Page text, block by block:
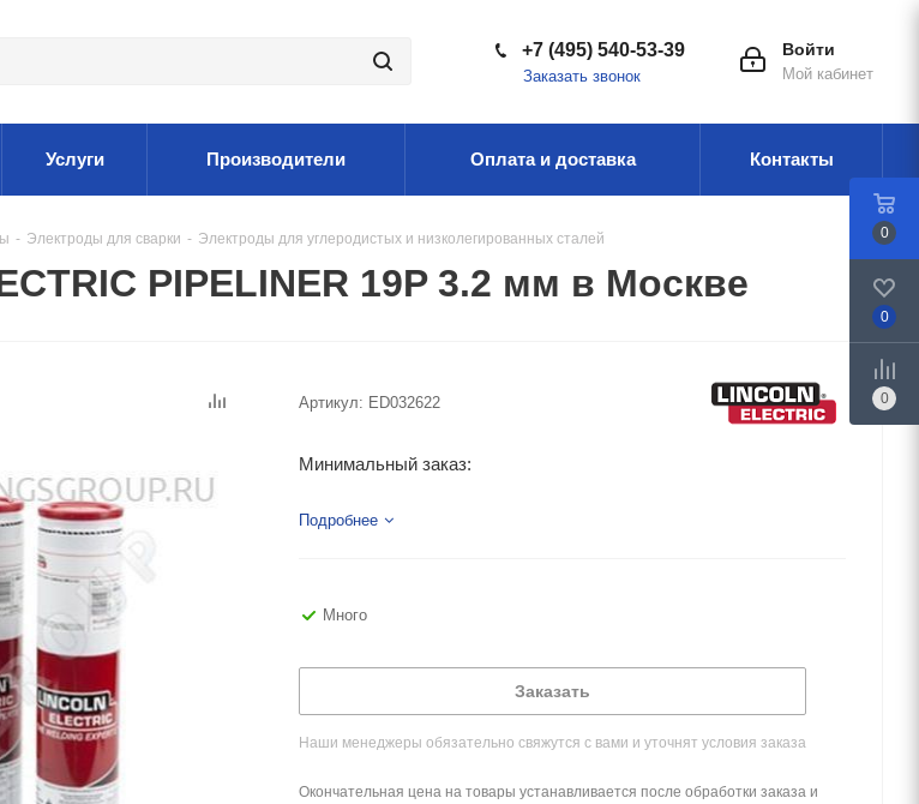
Войти
Мой кабинет
+7 (495) 540-53-39
Заказать звонок
Услуги Производители Оплата и доставка Контакты
- Электроды для сварки - Электроды для углеродистых и низколегированных сталей
PIPELINER 19P 3.2 мм в Москве
Артикул: ED032622
Минимальный заказ:
Подробнее
Много
Заказать
Наши менеджеры обязательно свяжутся с вами и уточнят условия заказа
Окончательная цена на товары устанавливается после обработки заказа и
0
0
0